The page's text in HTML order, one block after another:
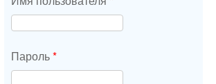
Пароль*